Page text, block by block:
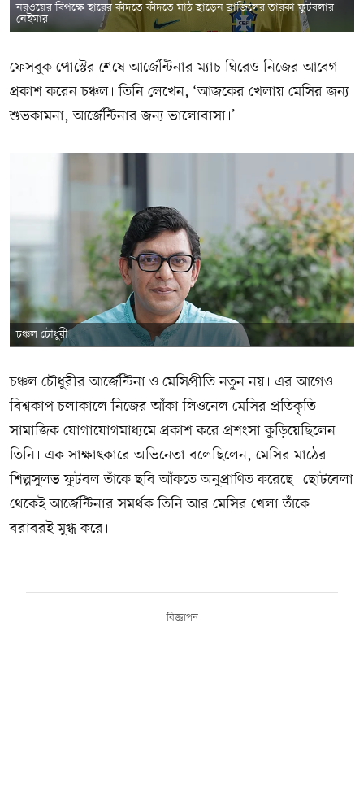
নরওয়ের বিপক্ষে হারের কাঁদতে কাঁদতে মাঠ ছাড়েন ব্রাজিলের তারকা ফুটবলার
নেইমার
ফেসবুক পোস্টের শেষে আর্জেন্টিনার ম্যাচ ঘিরেও নিজের আবেগ
প্রকাশ করেন চঞ্চল। তিনি লেখেন, ‘আজকের খেলায় মেসির জন্য
শুভকামনা, আর্জেন্টিনার জন্য ভালোবাসা।’
চঞ্চল চৌধুরী
চঞ্চল চৌধুরীর আর্জেন্টিনা ও মেসিপ্রীতি নতুন নয়। এর আগেও
বিশ্বকাপ চলাকালে নিজের আঁকা লিওনেল মেসির প্রতিকৃতি
সামাজিক যোগাযোগমাধ্যমে প্রকাশ করে প্রশংসা কুড়িয়েছিলেন
তিনি। এক সাক্ষাৎকারে অভিনেতা বলেছিলেন, মেসির মাঠের
শিল্পসুলভ ফুটবল তাঁকে ছবি আঁকতে অনুপ্রাণিত করেছে। ছোটবেলা
থেকেই আর্জেন্টিনার সমর্থক তিনি আর মেসির খেলা তাঁকে
বরাবরই মুগ্ধ করে।
বিজ্ঞাপন